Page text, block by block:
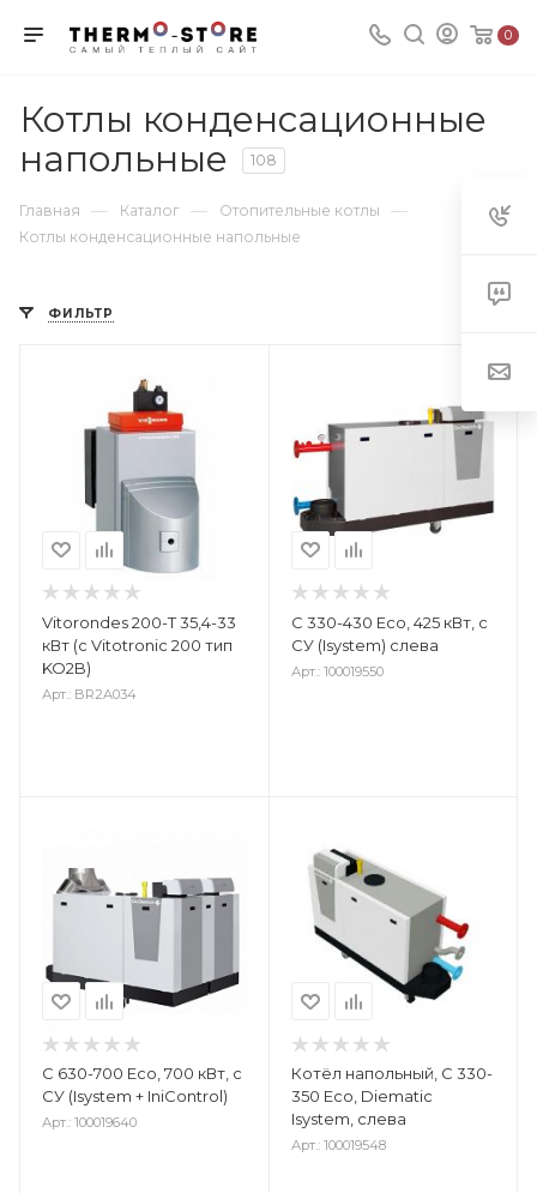
0
Котлы конденсационные
напольные
108
Главная — Каталог — Отопительные котлы —
Котлы конденсационные напольные
ФИЛЬТР
Vitorondes 200-T 35,4-33
кВт (с Vitotronic 200 тип
KO2B)
Арт.: BR2A034
С 330-430 Eco, 425 кВт, с
СУ (Isystem) слева
Арт.: 100019550
С 630-700 Eco, 700 кВт, с
СУ (Isystem + IniControl)
Арт.: 100019640
Котёл напольный, C 330-
350 Eco, Diematic
Isystem, слева
Арт.: 100019548